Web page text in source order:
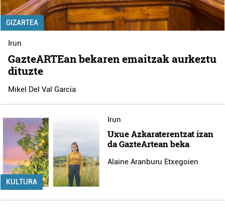
GIZARTEA
Irun
GazteARTEan bekaren emaitzak aurkeztu
dituzte
Mikel Del Val Garcia
KULTURA
Irun
Uxue Azkaraterentzat izan
da GazteArtean beka
Alaine Aranburu Etxegoien